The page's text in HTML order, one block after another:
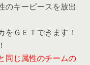
のキーピースを放出
ＧＥＴできます！
同じ属性のチームの